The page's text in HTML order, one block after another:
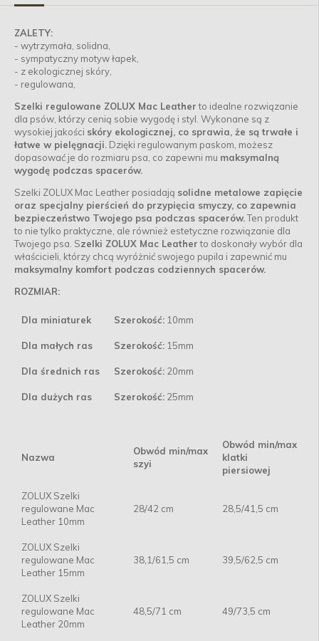
ZALETY:
- wytrzymała, solidna,
- sympatyczny motyw łapek,
- z ekologicznej skóry,
- regulowana,
Szelki regulowane ZOLUX Mac Leatherto idealne rozwiązanie
dla psów, którzy cenią sobie wygodę i styl. Wykonane są z
wysokiej jakości skóry ekologicznej, co sprawia, że są trwałe i
łatwe w pielęgnacji. Dzięki regulowanym paskom, możesz
dopasować je do rozmiaru psa, co zapewni mu maksymalną
wygodę podczas spacerów.
Szelki ZOLUX Mac Leather posiadają solidne metalowe zapięcie
oraz specjalny pierścień do przypięcia smyczy, co zapewnia
bezpieczeństwo Twojego psa podczas spacerów.Ten produkt
to nie tylko praktyczne, ale również estetyczne rozwiązanie dla
Twojego psa. Szelki ZOLUX Mac Leatherto doskonały wybór dla
właścicieli, którzy chcą wyróżnić swojego pupila i zapewnić mu
maksymalny komfort podczas codziennych spacerów.
ROZMIAR:
Dla miniaturek Szerokość: 10mm
Dla małych ras Szerokość: 15mm
Dla średnich ras Szerokość: 20mm
Dla dużych ras Szerokość: 25mm
Nazwa
Obwód min/max
szyi
Obwód min/max
klatki
piersiowej
ZOLUX Szelki
regulowane Mac
Leather 10mm
28/42 cm 28,5/41,5 cm
ZOLUX Szelki
regulowane Mac
Leather 15mm
38,1/61,5 cm 39,5/62,5 cm
ZOLUX Szelki
regulowane Mac
Leather 20mm
48,5/71 cm 49/73,5 cm